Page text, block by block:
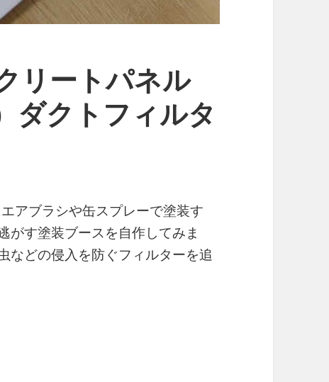
リートパネル
ダクトフィルタ
アブラシや缶スプレーで塗装す
がす塗装ブースを自作してみま
などの侵入を防ぐフィルターを追
ネルで自作（１３日目）ダクトフィルターの追加